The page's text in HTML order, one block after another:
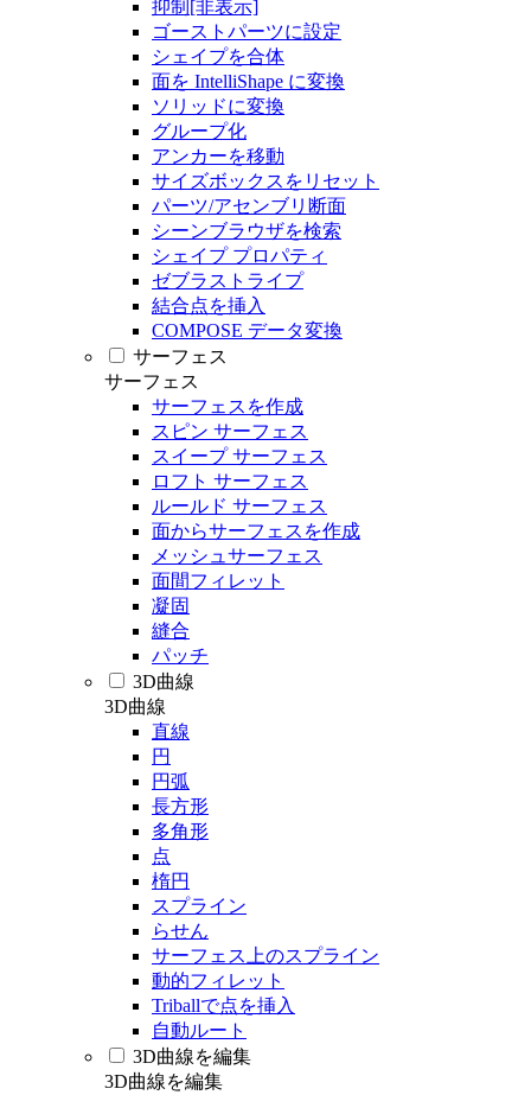
抑制[非表示]
ゴーストパーツに設定
シェイプを合体
面を IntelliShape に変換
ソリッドに変換
グループ化
アンカーを移動
サイズボックスをリセット
パーツ/アセンブリ断面
シーンブラウザを検索
シェイプ プロパティ
ゼブラストライプ
結合点を挿入
COMPOSE データ変換
サーフェス
サーフェス
サーフェスを作成
スピン サーフェス
スイープ サーフェス
ロフト サーフェス
ルールド サーフェス
面からサーフェスを作成
メッシュサーフェス
面間フィレット
凝固
縫合
パッチ
3D曲線
3D曲線
直線
円
円弧
長方形
多角形
点
楕円
スプライン
らせん
サーフェス上のスプライン
動的フィレット
Triballで点を挿入
自動ルート
3D曲線を編集
3D曲線を編集